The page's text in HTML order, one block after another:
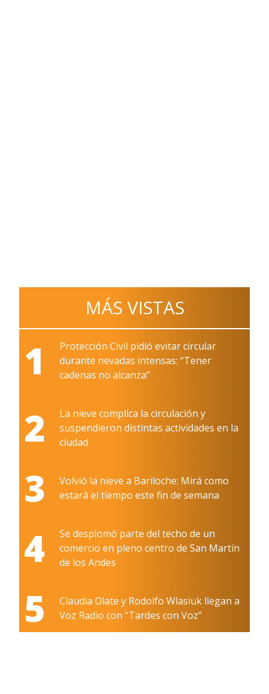
MÁS VISTAS
1
Protección Civil pidió evitar circular
durante nevadas intensas: “Tener
cadenas no alcanza”
2
La nieve complica la circulación y
suspendieron distintas actividades en la
ciudad
3
Volvió la nieve a Bariloche: Mirá como
estará el tiempo este fin de semana
4
Se desplomó parte del techo de un
comercio en pleno centro de San Martín
de los Andes
5
Claudia Olate y Rodolfo Wlasiuk llegan a
Voz Radio con “Tardes con Voz”